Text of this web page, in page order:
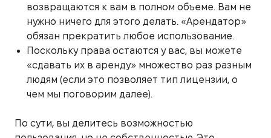
возвращаются к вам в полном объеме. Вам не
нужно ничего для этого делать. «Арендатор»
обязан прекратить любое использование.
Поскольку права остаются у вас, вы можете
«сдавать их в аренду» множество раз разным
людям (если это позволяет тип лицензии, о
чем мы поговорим далее).
По сути, вы делитесь возможностью